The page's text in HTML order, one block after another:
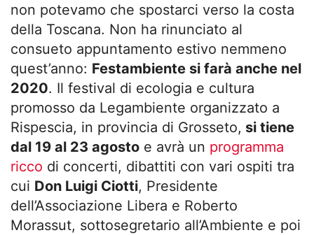
non potevamo che spostarci verso la costa
della Toscana. Non ha rinunciato al
consueto appuntamento estivo nemmeno
quest’anno: Festambiente si farà anche nel
2020. Il festival di ecologia e cultura
promosso da Legambiente organizzato a
Rispescia, in provincia di Grosseto, si tiene
dal 19 al 23 agosto e avrà un programma
ricco di concerti, dibattiti con vari ospiti tra
cui Don Luigi Ciotti, Presidente
dell’Associazione Libera e Roberto
Morassut, sottosegretario all’Ambiente e poi